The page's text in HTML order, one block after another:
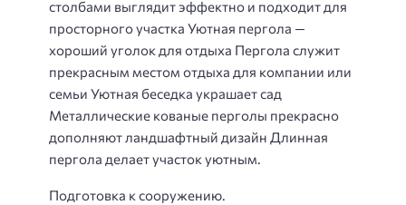
столбами выглядит эффектно и подходит для
просторного участка Уютная пергола —
хороший уголок для отдыха Пергола служит
прекрасным местом отдыха для компании или
семьи Уютная беседка украшает сад
Металлические кованые перголы прекрасно
дополняют ландшафтный дизайн Длинная
пергола делает участок уютным.
Подготовка к сооружению.